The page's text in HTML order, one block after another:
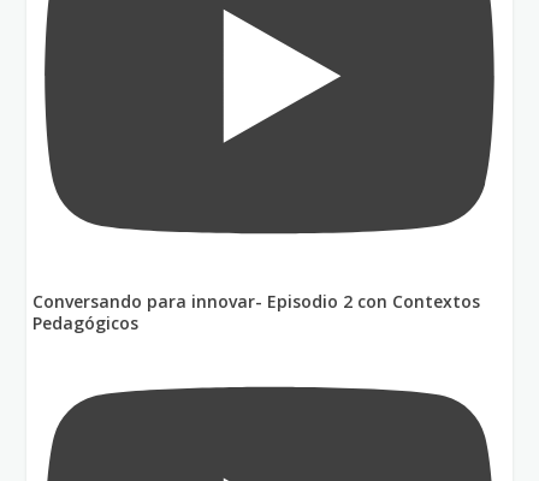
Conversando para innovar- Episodio 2 con Contextos
Pedagógicos